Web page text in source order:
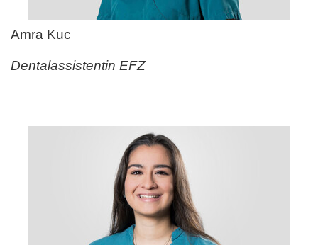
Amra Kuc
Dentalassistentin EFZ